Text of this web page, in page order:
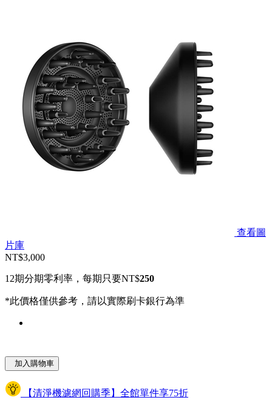
查看圖
片庫
NT$3,000
12期分期零利率，每期只要NT$250
*此價格僅供參考，請以實際刷卡銀行為準
加入購物車
【清淨機濾網回購季】全館單件享75折